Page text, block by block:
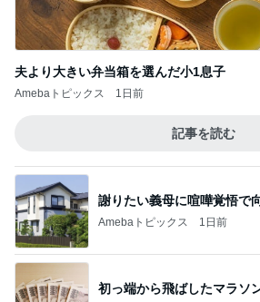
夫より大きい弁当箱を選んだ小1息子
Amebaトピックス 1日前
記事を読む
謝りたい義母に喧嘩覚悟で
Amebaトピックス 1日前
初っ端から飛ばしたマラソ